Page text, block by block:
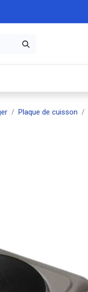
Plaque de cuisson